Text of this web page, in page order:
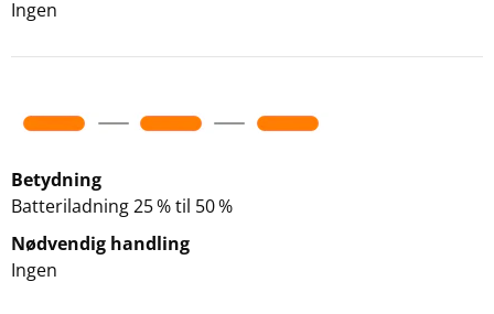
Ingen
Betydning
Batteriladning 25 % til 50 %
Nødvendig handling
Ingen